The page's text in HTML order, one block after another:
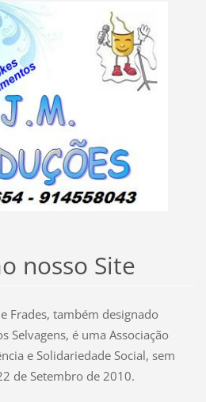
nosso Site
Frades, também designado
Selvagens, é uma Associação
e Solidariedade Social, sem
de Setembro de 2010.